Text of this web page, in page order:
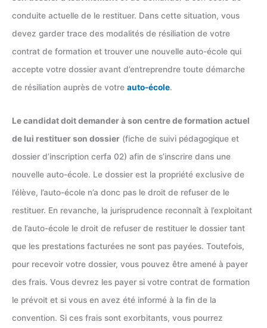
conduite actuelle de le restituer. Dans cette situation, vous
devez garder trace des modalités de résiliation de votre
contrat de formation et trouver une nouvelle auto-école qui
accepte votre dossier avant d’entreprendre toute démarche
de résiliation auprès de votre auto-école.
Le candidat doit demander à son centre de formation actuel
de lui restituer son dossier (fiche de suivi pédagogique et
dossier d’inscription cerfa 02) afin de s’inscrire dans une
nouvelle auto-école. Le dossier est la propriété exclusive de
l’élève, l’auto-école n’a donc pas le droit de refuser de le
restituer. En revanche, la jurisprudence reconnaît à l’exploitant
de l’auto-école le droit de refuser de restituer le dossier tant
que les prestations facturées ne sont pas payées. Toutefois,
pour recevoir votre dossier, vous pouvez être amené à payer
des frais. Vous devrez les payer si votre contrat de formation
le prévoit et si vous en avez été informé à la fin de la
convention. Si ces frais sont exorbitants, vous pourrez